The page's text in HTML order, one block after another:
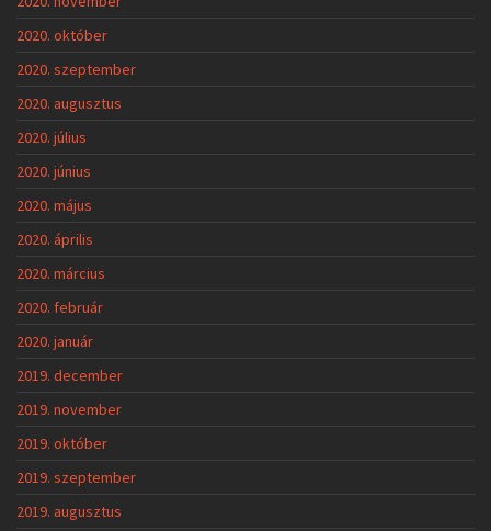
2020. október
2020. szeptember
2020. augusztus
2020. július
2020. június
2020. május
2020. április
2020. március
2020. február
2020. január
2019. december
2019. november
2019. október
2019. szeptember
2019. augusztus